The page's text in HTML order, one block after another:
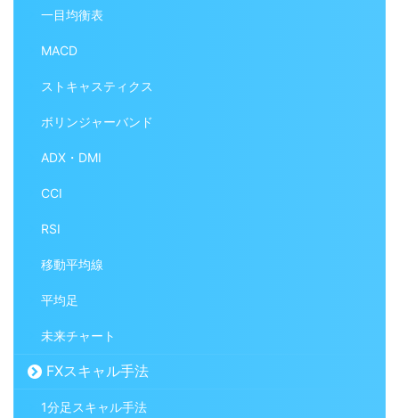
一目均衡表
MACD
ストキャスティクス
ボリンジャーバンド
ADX・DMI
CCI
RSI
移動平均線
平均足
未来チャート
FXスキャル手法
1分足スキャル手法